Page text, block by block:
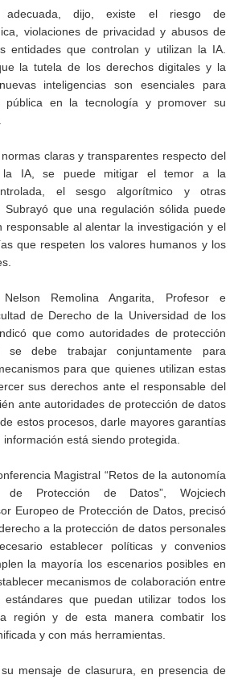
adecuada, dijo, existe el riesgo de
violaciones de privacidad y abusos de
entidades que controlan y utilizan la IA.
la tutela de los derechos digitales y la
inteligencias son esenciales para
pública en la tecnología y promover su
claras y transparentes respecto del
IA, se puede mitigar el temor a la
el sesgo algorítmico y otras
Subrayó que una regulación sólida puede
responsable al alentar la investigación y el
que respeten los valores humanos y los
Remolina Angarita, Profesor e
de Derecho de la Universidad de los
que como autoridades de protección
se debe trabajar conjuntamente para
para que quienes utilizan estas
sus derechos ante el responsable del
ante autoridades de protección de datos
estos procesos, darle mayores garantías
está siendo protegida.
Magistral “Retos de la autonomía
Protección de Datos”, Wojciech
Europeo de Protección de Datos, precisó
a la protección de datos personales
establecer políticas y convenios
la mayoría los escenarios posibles en
mecanismos de colaboración entre
estándares que puedan utilizar todos los
región y de esta manera combatir los
y con más herramientas.
mensaje de clasurura, en presencia de